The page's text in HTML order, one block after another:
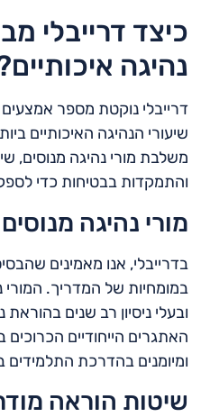
כיצד דרייבלי
נהיגה
דרייבלי נוקטת מספר
שיעורי הנהיגה האיכותיים
משלבת מורי נהיגה מנוסים,
והתמקדות בבטיחות כדי
מורי נהיגה מנוסים
בדרייבלי, אנו מאמינים
במומחיות של המדריך. המורי
ובעלי ניסיון רב שנים
האתגרים הייחודיים הכרוכים
ומיומנים בהדרכת
שיטות הוראה